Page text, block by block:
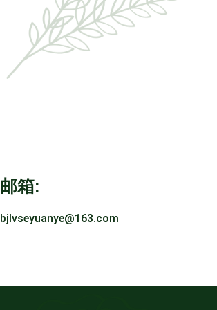
邮箱:
bjlvseyuanye@163.com